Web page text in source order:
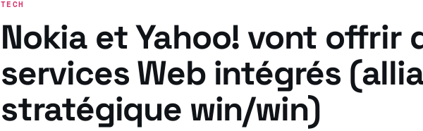
TECH
Nokia et Yahoo! vont offrir
services Web intégrés
stratégique win/win)